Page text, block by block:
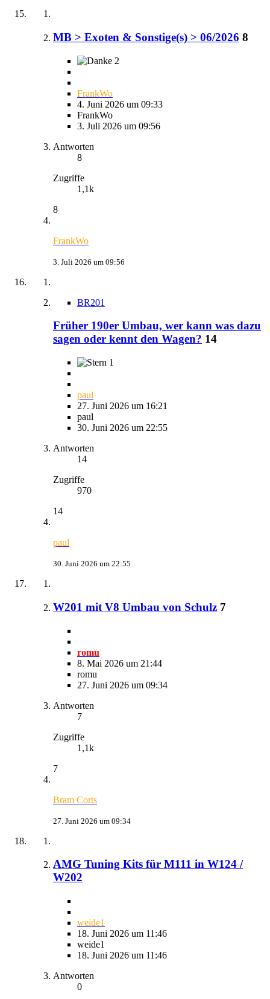
MB > Exoten & Sonstige(s) > 06/2026 8
2
FrankWo
4. Juni 2026 um 09:33
FrankWo
3. Juli 2026 um 09:56
Antworten
8
Zugriffe
1,1k
8
FrankWo
3. Juli 2026 um 09:56
BR201
Früher 190er Umbau, wer kann was dazu
sagen oder kennt den Wagen? 14
1
paul
27. Juni 2026 um 16:21
paul
30. Juni 2026 um 22:55
Antworten
14
Zugriffe
970
14
paul
30. Juni 2026 um 22:55
W201 mit V8 Umbau von Schulz 7
romu
8. Mai 2026 um 21:44
romu
27. Juni 2026 um 09:34
Antworten
7
Zugriffe
1,1k
7
Bram Corts
27. Juni 2026 um 09:34
AMG Tuning Kits für M111 in W124 /
W202
weide1
18. Juni 2026 um 11:46
weide1
18. Juni 2026 um 11:46
Antworten
0